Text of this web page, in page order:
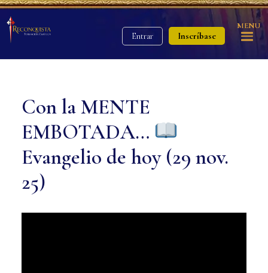
Entrar Inscríbase
MENU
Con la MENTE
EMBOTADA…
Evangelio de hoy (29 nov.
25)